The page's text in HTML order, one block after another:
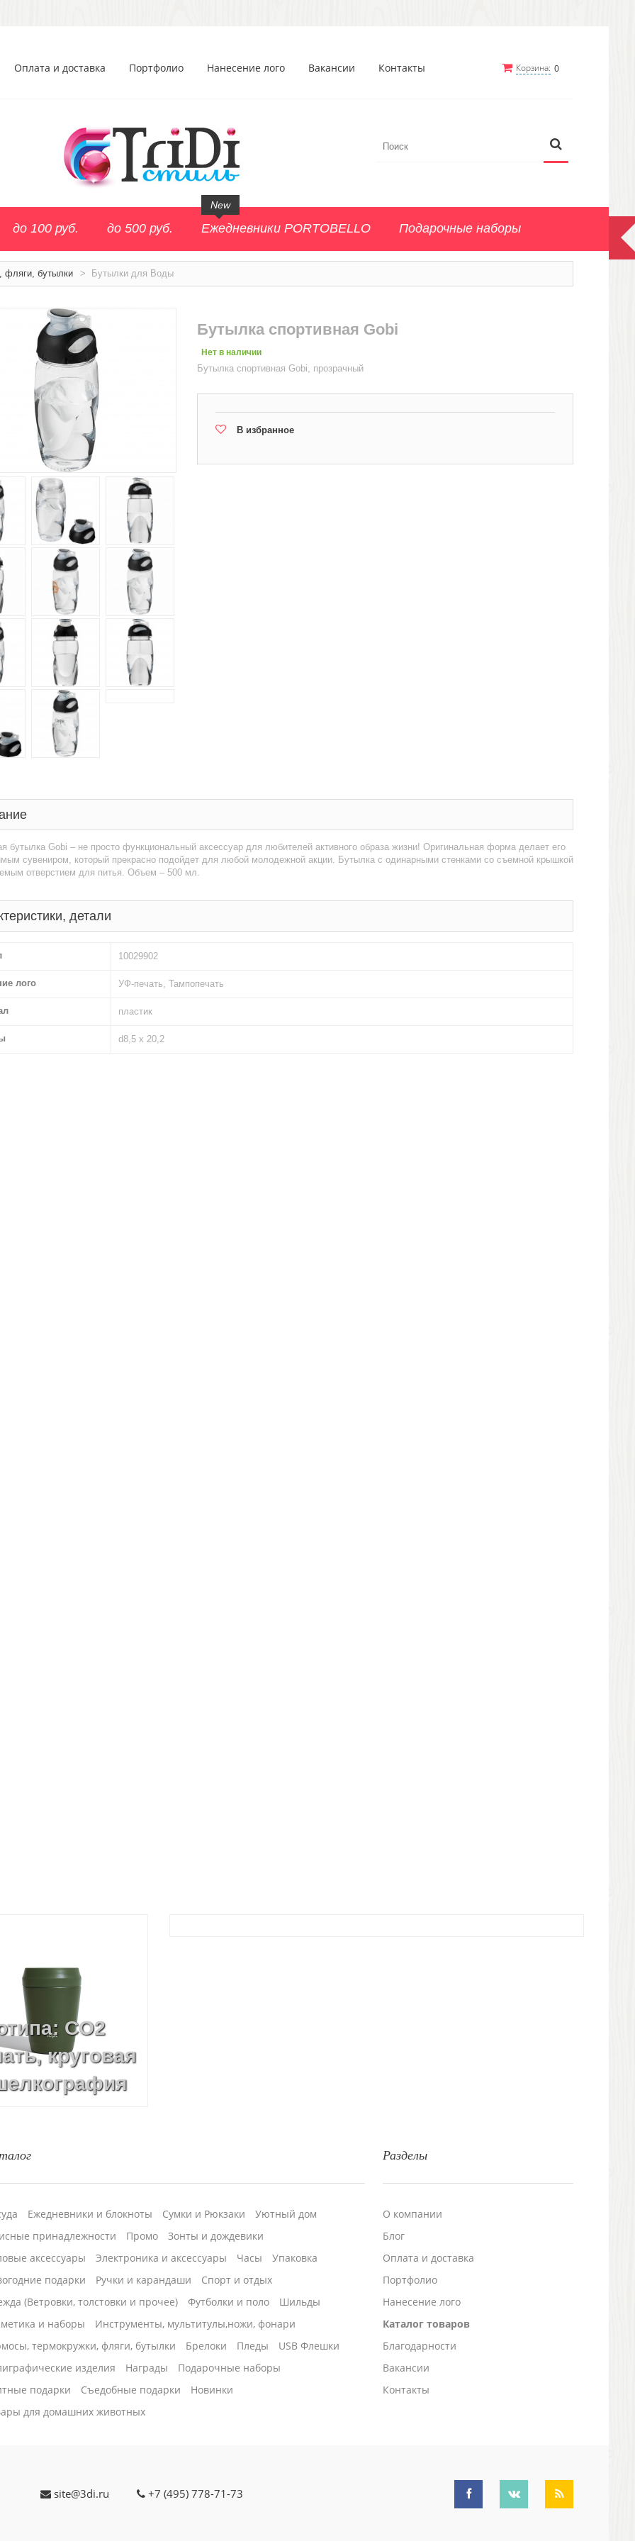
Корзина: 0
Оплата и доставка Портфолио Нанесение лого Вакансии Контакты
до 100 руб. до 500 руб. Ежедневники PORTOBELLO
New
Подарочные наборы
фляги, бутылки > Бутылки для Воды
Бутылка спортивная Gobi
Нет в наличии
Бутылка спортивная Gobi, прозрачный
В избранное
бутылка Gobi – не просто функциональный аксессуар для любителей активного образа жизни! Оригинальная форма делает его
сувениром, который прекрасно подойдет для любой молодежной акции. Бутылка с одинарными стенками со съемной крышкой
отверстием для питья. Объем – 500 мл.
детали
10029902
лого УФ-печать, Тампопечать
пластик
d8,5 х 20,2
CO2
круговая
Разделы
О компании
Блог
Оплата и доставка
Портфолио
Нанесение лого
Каталог товаров
Благодарности
Вакансии
Контакты
Ежедневники и блокноты Сумки и Рюкзаки
Уютный дом
принадлежности
Промо
Зонты и дождевики
аксессуары
Электроника и аксессуары Часы
Упаковка
подарки
Ручки и карандаши
Спорт и отдых
(Ветровки, толстовки и прочее)
Футболки и поло
Шильды
и наборы
Инструменты, мультитулы,ножи, фонари
термокружки, фляги, бутылки
Брелоки Пледы
USB Флешки
изделия
Награды
Подарочные наборы
подарки
Cъедобные подарки
Новинки
для домашних животных
site@3di.ru +7 (495) 778-71-73